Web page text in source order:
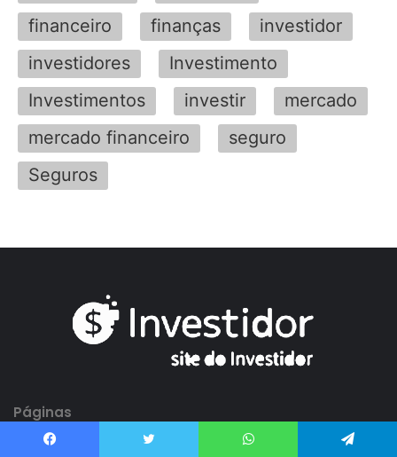
financeiro
finanças
investidor
investidores
Investimento
Investimentos
investir
mercado
mercado financeiro
seguro
Seguros
Páginas